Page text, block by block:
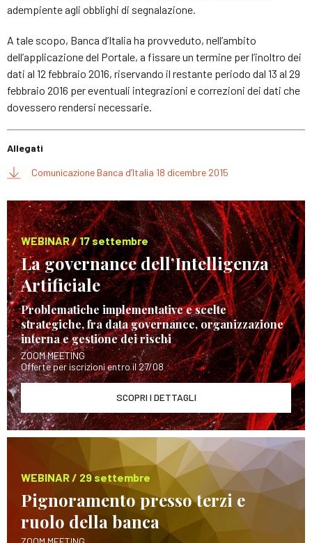
adempiente agli obblighi di segnalazione.
A tale scopo, Banca d’Italia ha provveduto, nell’ambito
dell’applicazione del Portale, a fissare un termine per l’inoltro dei
dati al 12 febbraio 2016, riservando il restante periodo dal 13 al 29
febbraio 2016 per eventuali integrazioni e correzioni dei dati che
dovessero rendersi necessarie.
Allegati
Comunicazione Banca d’Italia 18 dicembre 2015
WEBINAR / 17 settembre
La governance dell’Intelligenza
Artificiale
Problematiche implementative e scelte
strategiche, fra data governance, organizzazione
interna e gestione dei rischi
ZOOM MEETING
Offerte per iscrizioni entro il 27/08
SCOPRI I DETTAGLI
WEBINAR / 29 settembre
Pignoramento presso terzi e
ruolo della banca